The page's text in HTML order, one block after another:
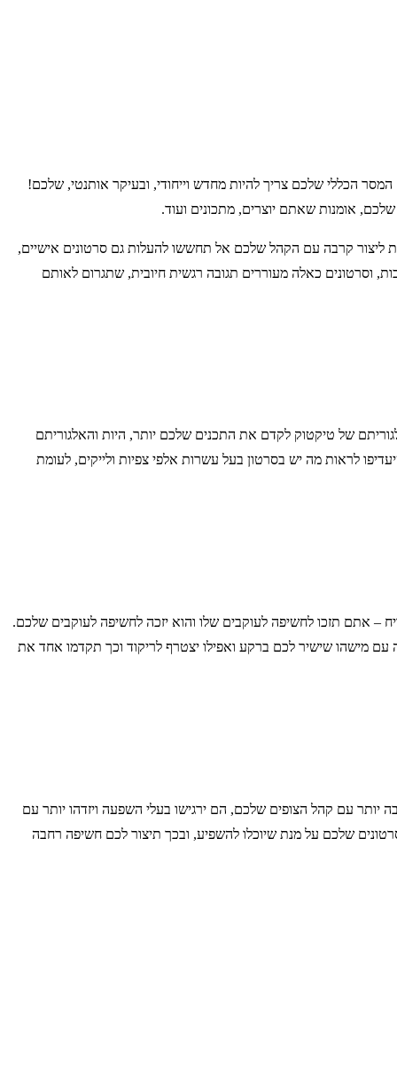
הכללי שלכם צריך להיות מחדש וייחודי, ובעיקר אותנטי, שלכם!
אומנות שאתם יוצרים, מתכונים ועוד.
ליצור קרבה עם הקהל שלכם אל תחששו להעלות גם סרטונים אישיים,
וסרטונים כאלה מעוררים תגובה רגשית חיובית, שתגרום לאותם
של טיקטוק לקדם את התכנים שלכם יותר, היות והאלגוריתם
לראות מה יש בסרטון בעל עשרות אלפי צפיות ולייקים, לעומת
– אתם תזכו לחשיפה לעוקבים שלו והוא יזכה לחשיפה לעוקבים שלכם.
עם מישהו שישיר לכם ברקע ואפילו יצטרף לריקוד וכך תקדמו אחד את
עם קהל הצופים שלכם, הם ירגישו בעלי השפעה ויזדהו יותר עם
שלכם על מנת שיוכלו להשפיע, ובכך תיצור לכם חשיפה רחבה